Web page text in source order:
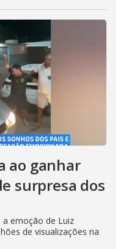
ao ganhar
surpresa dos
a emoção de Luiz
de visualizações na